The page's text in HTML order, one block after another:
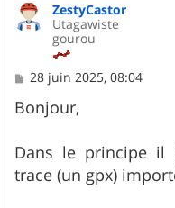
ZestyCastor
Utagawiste
gourou
M
s
s
g
e
28 juin 2025, 08:04
Bonjour,
Dans le principe il
trace (un gpx)